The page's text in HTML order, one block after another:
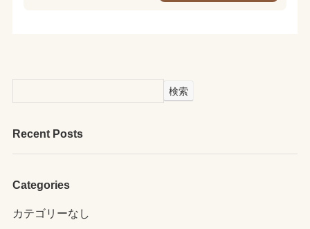
検索
Recent Posts
Categories
カテゴリーなし